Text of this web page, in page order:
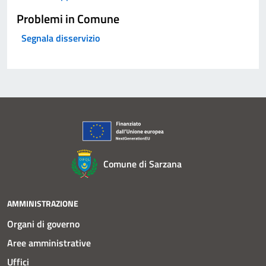
Problemi in Comune
Segnala disservizio
Comune di Sarzana
AMMINISTRAZIONE
Organi di governo
Aree amministrative
Uffici